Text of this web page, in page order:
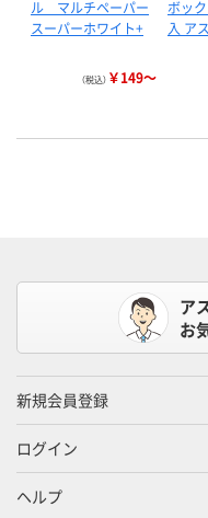
ル マルチペーパー
スーパーホワイト+
（税込） ￥149～
ボッ
入 ア
ア
お
新規会員登録
ログイン
ヘルプ